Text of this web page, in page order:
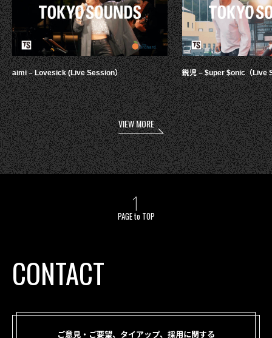
aimi – Lovesick (Live Session） 鋭児 – $uper $onic（Live
VIEW MORE
PAGE to TOP
CONTACT
ご意見・ご要望、タイアップ、採用に関する